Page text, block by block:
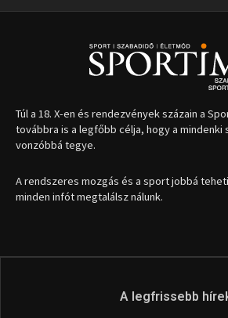
Túl a 18. X-en és rendezvények százain a
továbbra is a legfőbb célja, hogy a mindenki
vonzóbbá tegye.
A rendszeres mozgás és a sport jobbá
minden infót megtalálsz nálunk.
A legfrissebb